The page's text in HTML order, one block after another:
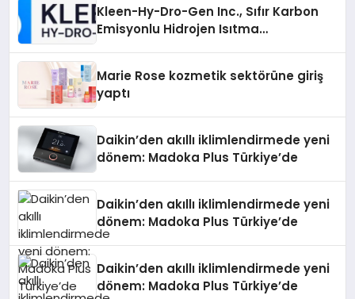
Kleen-Hy-Dro-Gen Inc., Sıfır Karbon
Emisyonlu Hidrojen Isıtma
Marie Rose kozmetik sektörüne giriş
yaptı
Daikin’den akıllı iklimlendirmede yeni
dönem: Madoka Plus Türkiye’de
Daikin’den akıllı iklimlendirmede yeni
dönem: Madoka Plus Türkiye’de
Daikin’den akıllı iklimlendirmede yeni
dönem: Madoka Plus Türkiye’de